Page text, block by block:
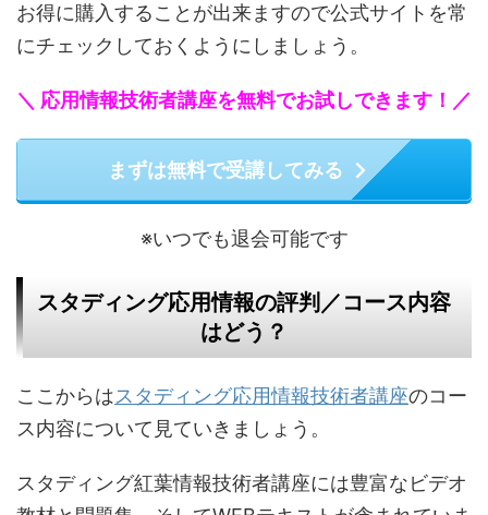
お得に購入することが出来ますので公式サイトを常
にチェックしておくようにしましょう。
＼ 応用情報技術者講座を無料でお試しできます！／
まずは無料で受講してみる
※いつでも退会可能です
スタディング応用情報の評判／コース内容
はどう？
ここからはスタディング応用情報技術者講座のコー
ス内容について見ていきましょう。
スタディング紅葉情報技術者講座には豊富なビデオ